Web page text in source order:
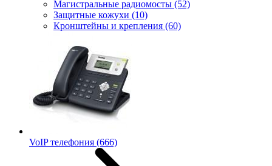
Магистральные радиомосты (52)
Защитные кожухи (10)
Кронштейны и крепления (60)
VoIP телефония (666)